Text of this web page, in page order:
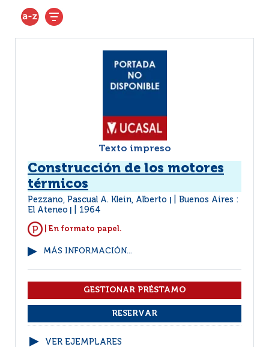
Texto impreso
Construcción de los motores
térmicos
Pezzano, Pascual A. Klein, Alberto
Buenos Aires :
El Ateneo
1964
| En formato papel.
MÁS INFORMACIÓN...
VER EJEMPLARES